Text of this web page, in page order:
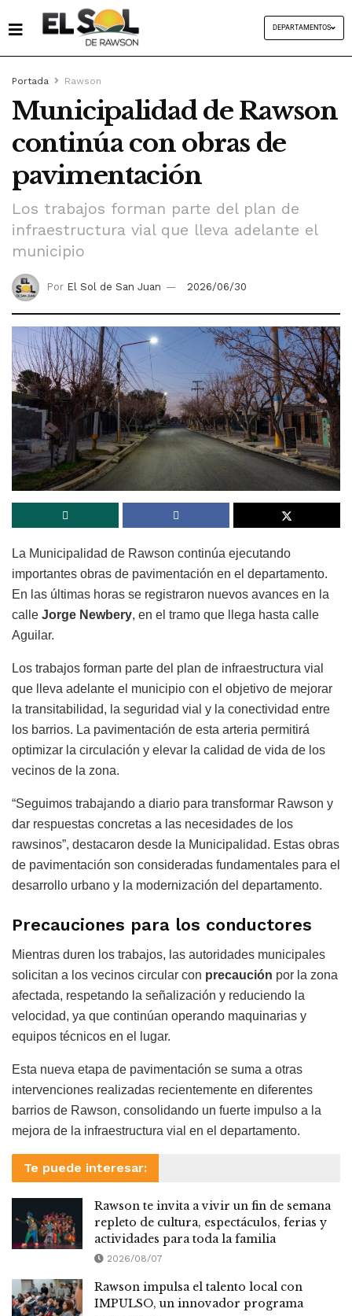
DEPARTAMENTOS
Portada Rawson
Municipalidad de Rawson
continúa con obras de
pavimentación
Los trabajos forman parte del plan de
infraestructura vial que lleva adelante el
municipio
Por El Sol de San Juan 2026/06/30
La Municipalidad de Rawson continúa ejecutando
importantes obras de pavimentación en el departamento.
En las últimas horas se registraron nuevos avances en la
calle Jorge Newbery, en el tramo que llega hasta calle
Aguilar.
Los trabajos forman parte del plan de infraestructura vial
que lleva adelante el municipio con el objetivo de mejorar
la transitabilidad, la seguridad vial y la conectividad entre
los barrios. La pavimentación de esta arteria permitirá
optimizar la circulación y elevar la calidad de vida de los
vecinos de la zona.
“Seguimos trabajando a diario para transformar Rawson y
dar respuestas concretas a las necesidades de los
rawsinos”, destacaron desde la Municipalidad. Estas obras
de pavimentación son consideradas fundamentales para el
desarrollo urbano y la modernización del departamento.
Precauciones para los conductores
Mientras duren los trabajos, las autoridades municipales
solicitan a los vecinos circular con precaución por la zona
afectada, respetando la señalización y reduciendo la
velocidad, ya que continúan operando maquinarias y
equipos técnicos en el lugar.
Esta nueva etapa de pavimentación se suma a otras
intervenciones realizadas recientemente en diferentes
barrios de Rawson, consolidando un fuerte impulso a la
mejora de la infraestructura vial en el departamento.
Te puede interesar:
Rawson te invita a vivir un fin de semana
repleto de cultura, espectáculos, ferias y
actividades para toda la familia
2026/08/07
Rawson impulsa el talento local con
IMPULSO, un innovador programa